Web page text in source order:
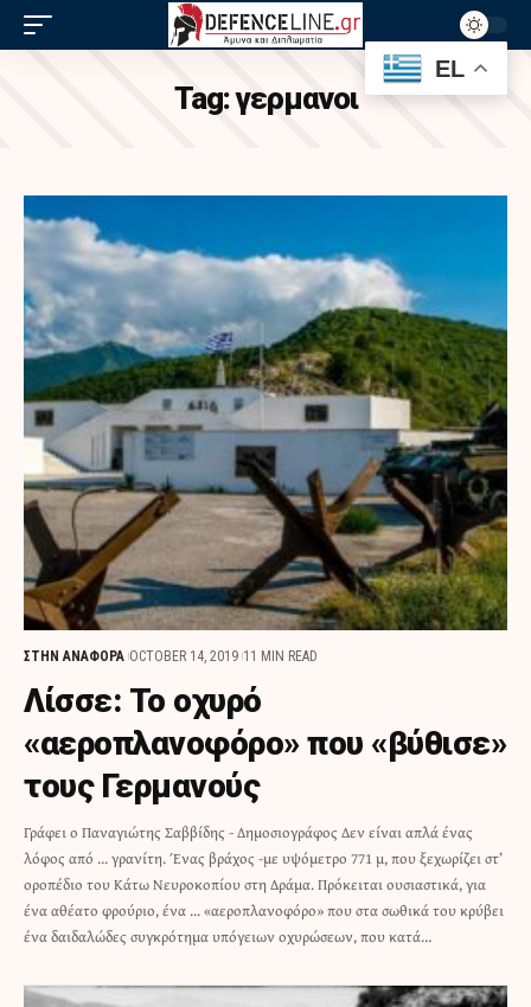
Tag:γερμανοι
ΣΤΗΝ ΑΝΑΦΟΡΑ OCTOBER 14, 2019 11 MIN READ
Λίσσε: Το οχυρό
«αεροπλανοφόρο» που «βύθισε»
τους Γερμανούς
Γράφει ο Παναγιώτης Σαββίδης - Δημοσιογράφος Δεν είναι απλά ένας
λόφος από ... γρανίτη. Ένας βράχος -με υψόμετρο 771 μ, που ξεχωρίζει στ’
οροπέδιο του Κάτω Νευροκοπίου στη Δράμα. Πρόκειται ουσιαστικά, για
ένα αθέατο φρούριο, ένα ... «αεροπλανοφόρο» που στα σωθικά του κρύβει
ένα δαιδαλώδες συγκρότημα υπόγειων οχυρώσεων, που κατά…
EL